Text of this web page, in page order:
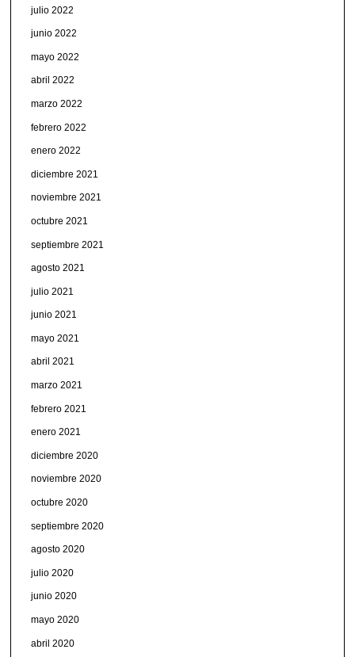
julio 2022
junio 2022
mayo 2022
abril 2022
marzo 2022
febrero 2022
enero 2022
diciembre 2021
noviembre 2021
octubre 2021
septiembre 2021
agosto 2021
julio 2021
junio 2021
mayo 2021
abril 2021
marzo 2021
febrero 2021
enero 2021
diciembre 2020
noviembre 2020
octubre 2020
septiembre 2020
agosto 2020
julio 2020
junio 2020
mayo 2020
abril 2020